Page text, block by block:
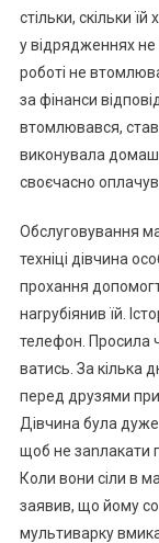
стільки, скільки
у відрядженнях
роботі не
за фінанси
втомлювався,
виконувала
своєчасно
Обслуговування
техніці дівчина
прохання
наrрубіянив їй.
телефон. Просила
ватись. За кілька
перед друзями
Дівчина була
щоб не заnлакати
Коли вони сіли в
заявив, що йому
мультиварку